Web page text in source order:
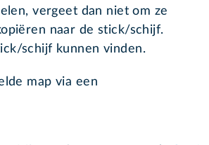
vergeet dan niet om ze
naar de stick/schijf.
schijf kunnen vinden.
map via een